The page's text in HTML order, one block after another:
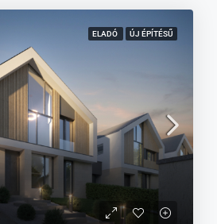
ELADÓ ÚJ ÉPÍTÉSŰ